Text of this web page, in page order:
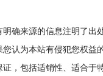
来源的信息注明了出
认为本站有侵犯您权益
包括适销性、适合于